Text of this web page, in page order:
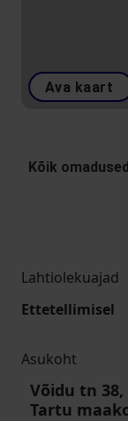
Ava kaart
Kõik
Lahtiolekuajad
Ettetellimisel
Asukoht
Võidu tn
Tartu